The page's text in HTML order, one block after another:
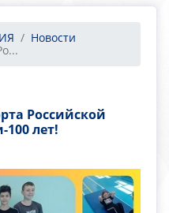
Новости
Российской
лет!